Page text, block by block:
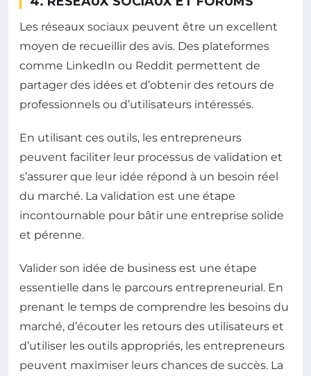
Les réseaux sociaux peuvent être un excellent
moyen de recueillir des avis. Des plateformes
comme LinkedIn ou Reddit permettent de
partager des idées et d’obtenir des retours de
professionnels ou d’utilisateurs intéressés.
En utilisant ces outils, les entrepreneurs
peuvent faciliter leur processus de validation et
s’assurer que leur idée répond à un besoin réel
du marché. La validation est une étape
incontournable pour bâtir une entreprise solide
et pérenne.
Valider son idée de business est une étape
essentielle dans le parcours entrepreneurial. En
prenant le temps de comprendre les besoins du
marché, d’écouter les retours des utilisateurs et
d’utiliser les outils appropriés, les entrepreneurs
peuvent maximiser leurs chances de succès. La